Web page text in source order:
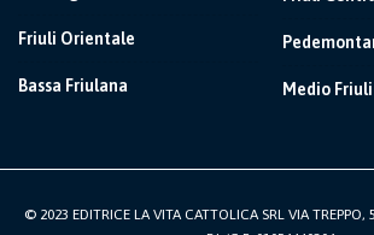
Friuli Orientale
Bassa Friulana Medio Friuli
© 2023 EDITRICE LA VITA CATTOLICA SRL VIA TREPPO,